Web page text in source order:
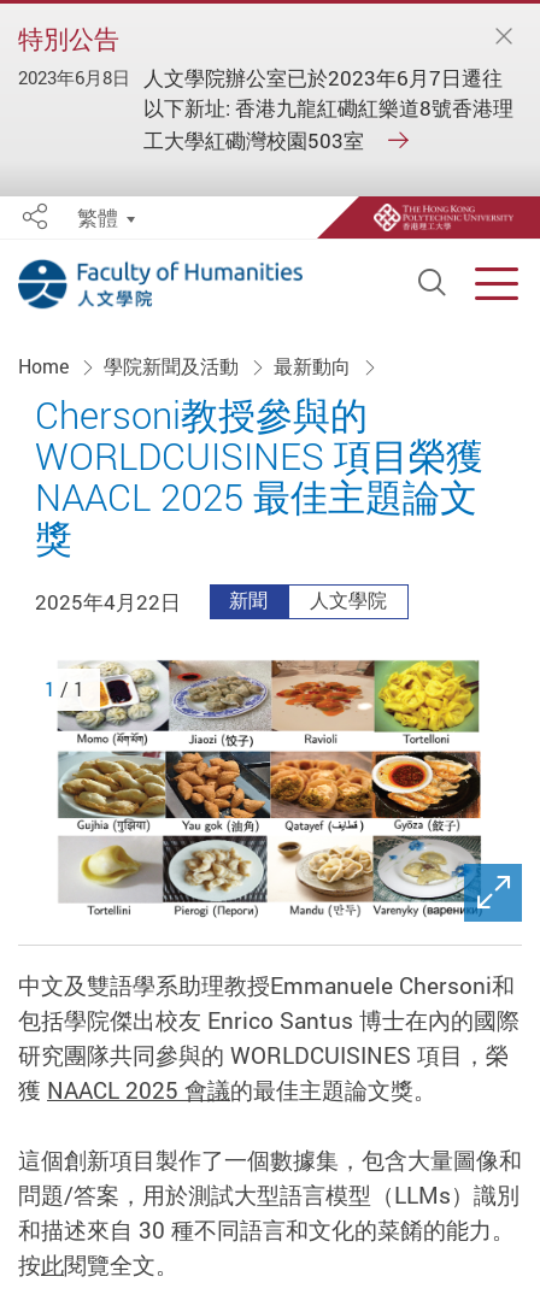
特別公告
2023年6月8日
人文學院辦公室已於2023年6月7日遷往
以下新址: 香港九龍紅磡紅樂道8號香港理
工大學紅磡灣校園503室
Open
Share繁體
Home 學院新聞及活動 最新動向
Chersoni教授參與的
WORLDCUISINES 項目榮獲
NAACL 2025 最佳主題論文
獎
2025年4月22日 新聞 人文學院
1 / 1
中文及雙語學系助理教授Emmanuele Chersoni和
包括學院傑出校友 Enrico Santus 博士在內的國際
研究團隊共同參與的 WORLDCUISINES 項目，榮
獲 NAACL 2025 會議的最佳主題論文獎。
這個創新項目製作了一個數據集，包含大量圖像和
問題/答案，用於測試大型語言模型（LLMs）識別
和描述來自 30 種不同語言和文化的菜餚的能力。
按此閱覽全文。